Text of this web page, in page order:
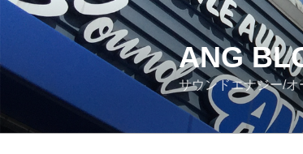
ン
ス
ANG
サウンドエナジー/オ